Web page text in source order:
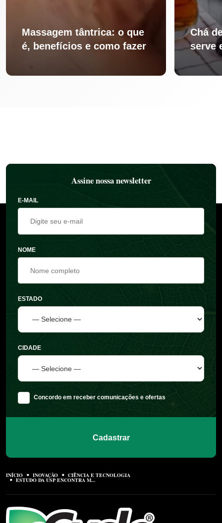
Massagem tântrica: o que
é, benefícios e como fazer
Chá
serve
Assine nossa newsletter
E-MAIL
NOME
ESTADO
CIDADE
Concordo em receber comunicações e ofertas
Cadastrar
INÍCIO INOVAÇÃO CIÊNCIA E TECNOLOGIA
ESTUDO DA USP ENCONTRA M...